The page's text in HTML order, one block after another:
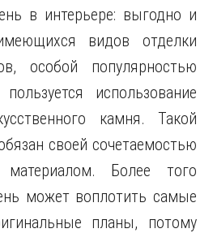
в интерьере: выгодно и
видов отделки
особой популярностью
использование
камня. Такой
своей сочетаемостью
Более того
может воплотить самые
планы, потому